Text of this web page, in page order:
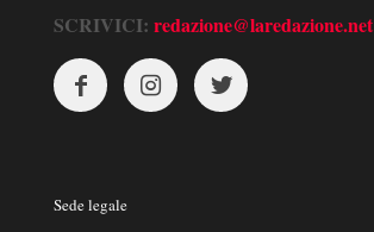
SCRIVICI: redazione@laredazione.net
Sede legale